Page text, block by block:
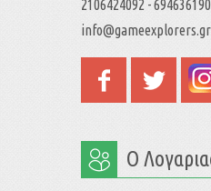
2106424092 -
info@gameexplorers.gr
Ο